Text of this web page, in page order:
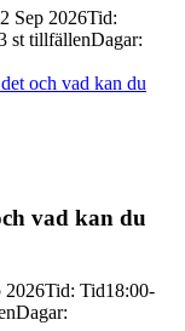
Sep 2026Tid:
st tillfällenDagar:
och vad kan du
vad kan du
2026Tid: Tid18:00-
Dagar: